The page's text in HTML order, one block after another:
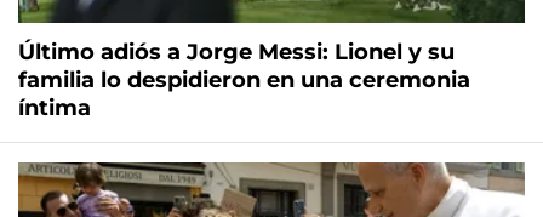
Último adiós a Jorge Messi: Lionel y su
familia lo despidieron en una ceremonia
íntima